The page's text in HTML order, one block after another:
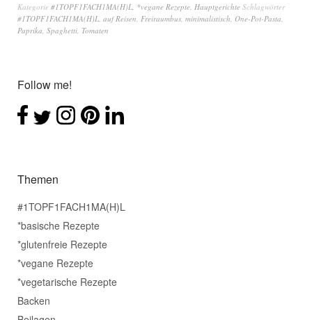
Kategorie #1TOPF1FACH1MA(H)L *vegane Rezepte Hauptgerichte Schlagwörter
#1TOPF1FACH1MA(H)L auf Reisen Freiraumbus minimalistisch One-Pot-Pasta
Paprika Spaghetti Tomaten
Follow me!
Themen
#1TOPF1FACH1MA(H)L
*basische Rezepte
*glutenfreie Rezepte
*vegane Rezepte
*vegetarische Rezepte
Backen